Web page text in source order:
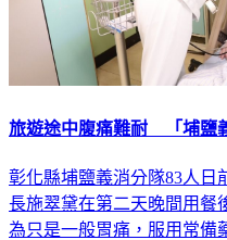
旅遊途中腹痛難耐 「埔鹽
彰化縣埔鹽義消分隊83人日
長施翠黛在第二天晚間用餐
為只是一般胃痛，服用常備